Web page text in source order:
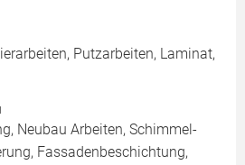
Putzarbeiten, Laminat,
Neubau Arbeiten, Schimmel-
Fassadenbeschichtung,